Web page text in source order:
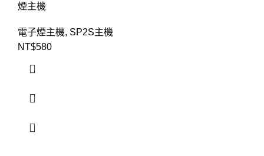
煙主機
電子煙主機, SP2S主機
NT$580